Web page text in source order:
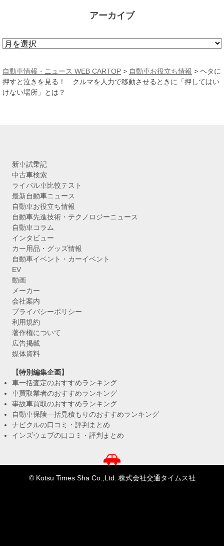
アーカイブ
ア
カ
イ
ブ
自動車情報・ニュース WEB CARTOP > 自動車お役立ち情報 > ヘタに
押すと泣きを見る！ クルマを人力で移動させるときに「押してはい
けない場所」とは？
新車試乗記
中古車検索
ライバル車比較テスト
最新自動車ニュース
自動車お役立ち情報
自動車先進技術・テクノロジーニュース
自動車コラム
インタビュー
カー用品・グッズ情報
自動車イベント・カーイベント
EV
動画
メーカー
会社案内
プライバシーポリシー
利用規約
著作権について
広告掲載
媒体資料
【特別編集企画】
車一括査定のおすすめランキング
車買取業者のおすすめランキング
事故車買取のおすすめランキング
自動車保険一括見積もりのおすすめランキング
ナビクルの口コミ・評判まとめ
インズウェブの口コミ・評判まとめ
© Kotsu Times Sha Co.,Ltd. 株式会社交通タイムス社